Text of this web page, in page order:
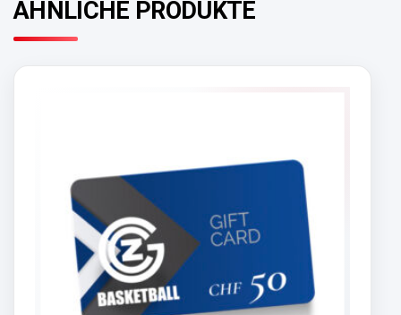
ÄHNLICHE PRODUKTE